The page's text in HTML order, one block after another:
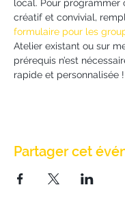
local. Pour programmer
créatif et convivial,
formulaire pour les
Atelier existant ou sur
prérequis n’est
rapide et personnalisée !
Partager cet